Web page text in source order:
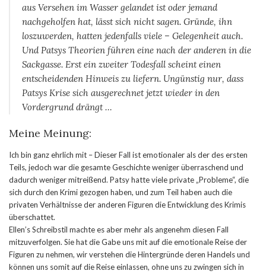
aus Versehen im Wasser gelandet ist oder jemand
nachgeholfen hat, lässt sich nicht sagen. Gründe, ihn
loszuwerden, hatten jedenfalls viele – Gelegenheit auch.
Und Patsys Theorien führen eine nach der anderen in die
Sackgasse. Erst ein zweiter Todesfall scheint einen
entscheidenden Hinweis zu liefern. Ungünstig nur, dass
Patsys Krise sich ausgerechnet jetzt wieder in den
Vordergrund drängt …
Meine Meinung:
Ich bin ganz ehrlich mit – Dieser Fall ist emotionaler als der des ersten
Teils, jedoch war die gesamte Geschichte weniger überraschend und
dadurch weniger mitreißend. Patsy hatte viele private „Probleme“, die
sich durch den Krimi gezogen haben, und zum Teil haben auch die
privaten Verhältnisse der anderen Figuren die Entwicklung des Krimis
überschattet.
Ellen’s Schreibstil machte es aber mehr als angenehm diesen Fall
mitzuverfolgen. Sie hat die Gabe uns mit auf die emotionale Reise der
Figuren zu nehmen, wir verstehen die Hintergründe deren Handels und
können uns somit auf die Reise einlassen, ohne uns zu zwingen sich in